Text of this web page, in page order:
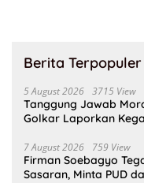
Berita Terpopuler
5 August 2026 3715 View
Tanggung Jawab
Golkar Laporkan
7 August 2026 759 View
Firman Soebagyo
Sasaran, Minta PUD